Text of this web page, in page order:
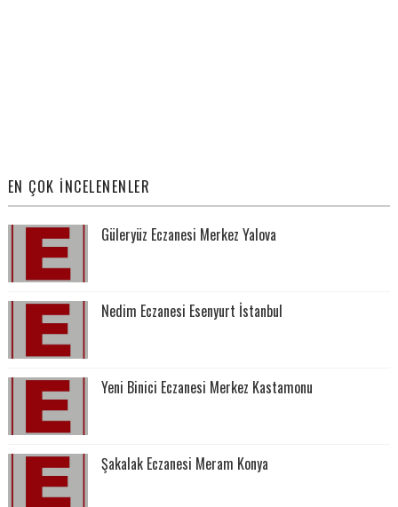
EN ÇOK İNCELENENLER
Güleryüz Eczanesi Merkez Yalova
Nedim Eczanesi Esenyurt İstanbul
Yeni Binici Eczanesi Merkez Kastamonu
Şakalak Eczanesi Meram Konya